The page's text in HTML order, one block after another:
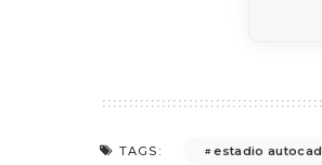
TAGS: estadio autocad